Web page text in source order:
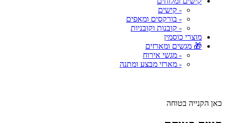
- קישים
- בורקסים ומאפים
- קובנות וקובניות
מוצרי כוסמין
🎁 מגשים ומארזים
- מגשי אירוח
- מארזי מבצע ומתנה
כאן הקנייה בטוחה